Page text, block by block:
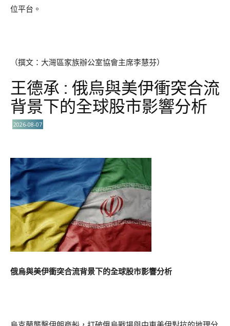
位平台。
（撰文：大灣區家族辦公室協會主席李慧芬）
王德承 : 俄烏與美伊衝突合流
背景下的全球股市影響分析
2026-08-07
俄烏與美伊衝突合流背景下的全球股市影響分析